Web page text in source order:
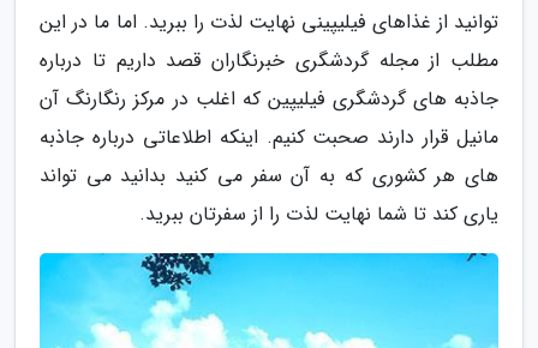
توانید از غذاهای فیلیپینی نهایت لذت را ببرید. اما ما در این
مطلب از مجله گردشگری خبرنگاران قصد داریم تا درباره
جاذبه های گردشگری فیلیپین که اغلب در مرکز رنگارنگ آن
مانیل قرار دارند صحبت کنیم. اینکه اطلاعاتی درباره جاذبه
های هر کشوری که به آن سفر می کنید بدانید می تواند
یاری کند تا شما نهایت لذت را از سفرتان ببرید.